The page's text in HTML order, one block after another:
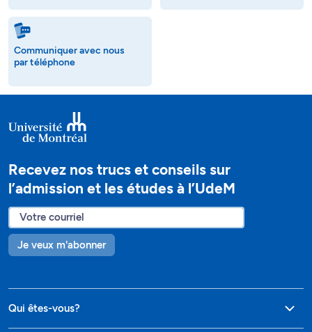
Communiquer avec nous
par téléphone
Recevez nos trucs et conseils sur
l’admission et les études à l’UdeM
Je veux m'abonner
Qui êtes-vous?